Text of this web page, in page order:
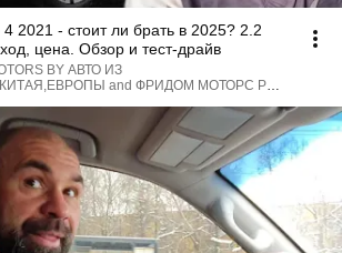
2021 - стоит ли брать в 2025? 2.2
цена. Обзор и тест-драйв
BY АВТО ИЗ
and ФРИДОМ МОТОРС РФ